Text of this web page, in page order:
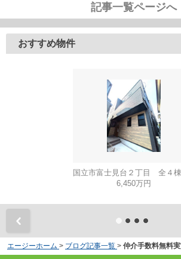
記事一覧ページへ
おすすめ物件
6,450万円
エージーホーム > ブログ記事一覧 > 仲介手数料無料